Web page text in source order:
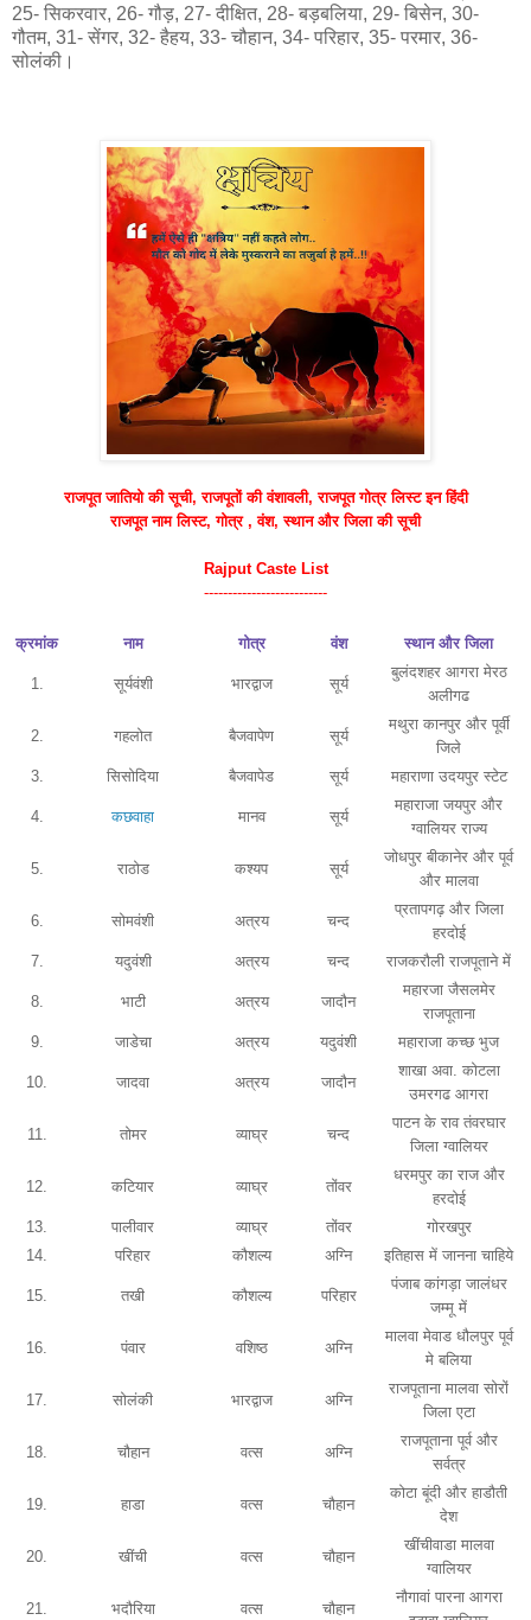
25- सिकरवार, 26- गौड़, 27- दीक्षित, 28- बड़बलिया, 29- बिसेन, 30-
गौतम, 31- सेंगर, 32- हैहय, 33- चौहान, 34- परिहार, 35- परमार, 36-
सोलंकी।
राजपूत जातियो की सूची, राजपूतों की वंशावली, राजपूत गोत्र लिस्ट इन हिंदी
राजपूत नामलिस्ट, गोत्र , वंश, स्थान और जिला की सूची
Rajput Caste List
--------------------------
क्रमांक नाम गोत्र वंश स्थान और जिला
1. सूर्यवंशी भारद्वाज सूर्य
बुलंदशहर आगरा मेरठ
अलीगढ
2. गहलोत बैजवापेण सूर्य
मथुरा कानपुर और पूर्वी
जिले
3.
सिसोदिया बैजवापेड सूर्य महाराणा उदयपुर स्टेट
4. कछवाहा मानव सूर्य
महाराजा जयपुर और
ग्वालियर राज्य
5. राठोड कश्यप सूर्य
जोधपुर बीकानेर और पूर्व
और मालवा
6. सोमवंशी अत्रय चन्द
प्रतापगढ़ और जिला
हरदोई
7.
यदुवंशी अत्रय चन्द राजकरौली राजपूताने में
8. भाटी अत्रय जादौन
महारजा जैसलमेर
राजपूताना
9.
जाडेचा अत्रय यदुवंशी महाराजा कच्छ भुज
10. जादवा अत्रय जादौन
शाखा अवा. कोटला
उमरगढ आगरा
11. तोमर व्याघ्र चन्द
पाटन के राव तंवरघार
जिला ग्वालियर
12. कटियार व्याघ्र तोंवर
धरमपुर का राज और
हरदोई
13.
पालीवार व्याघ्र तोंवर
गोरखपुर
14.
परिहार कौशल्य अग्नि इतिहास में जानना चाहिये
15. तखी कौशल्य परिहार
पंजाब कांगड़ा जालंधर
जम्मू में
16. पंवार वशिष्ठ अग्नि
मालवा मेवाड धौलपुर पूर्व
मे बलिया
17. सोलंकी भारद्वाज अग्नि
राजपूताना मालवा सोरों
जिला एटा
18. चौहान वत्स अग्नि
राजपूताना पूर्व और
सर्वत्र
19. हाडा वत्स चौहान
कोटा बूंदी और हाडौती
देश
20. खींची वत्स चौहान
खींचीवाडा मालवा
ग्वालियर
21. भदौरिया वत्स चौहान
नौगावां पारना आगरा